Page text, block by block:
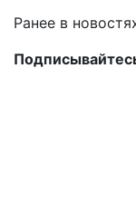
Ранее в